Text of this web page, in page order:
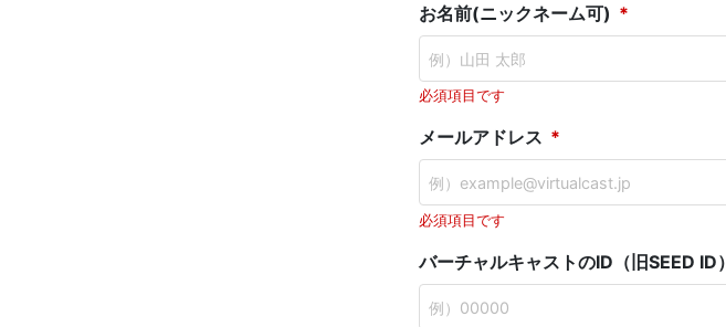
お名前(ニックネーム可)
必須項目です
メールアドレス
必須項目です
バーチャルキャストのID（旧SEED ID）